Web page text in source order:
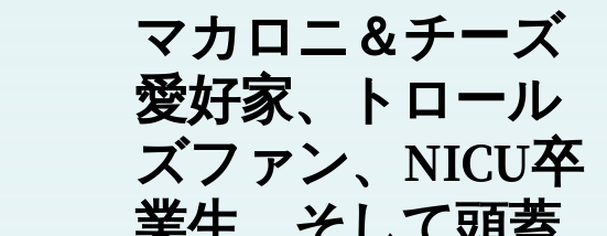
マカロニ＆チーズ
愛好家、トロール
ズファン、NICU卒